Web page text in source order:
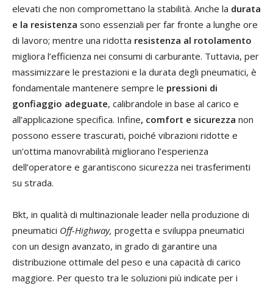
elevati che non compromettano la stabilità. Anche la durata
e la resistenza sono essenziali per far fronte a lunghe ore
di lavoro; mentre una ridotta resistenza al rotolamento
migliora l’efficienza nei consumi di carburante. Tuttavia, per
massimizzare le prestazioni e la durata degli pneumatici, è
fondamentale mantenere sempre le pressioni di
gonfiaggio adeguate, calibrandole in base al carico e
all’applicazione specifica. Infine, comfort e sicurezza non
possono essere trascurati, poiché vibrazioni ridotte e
un’ottima manovrabilità migliorano l’esperienza
dell’operatore e garantiscono sicurezza nei trasferimenti
su strada.
Bkt, in qualità di multinazionale leader nella produzione di
pneumatici Off-Highway, progetta e sviluppa pneumatici
con un design avanzato, in grado di garantire una
distribuzione ottimale del peso e una capacità di carico
maggiore. Per questo tra le soluzioni più indicate per i